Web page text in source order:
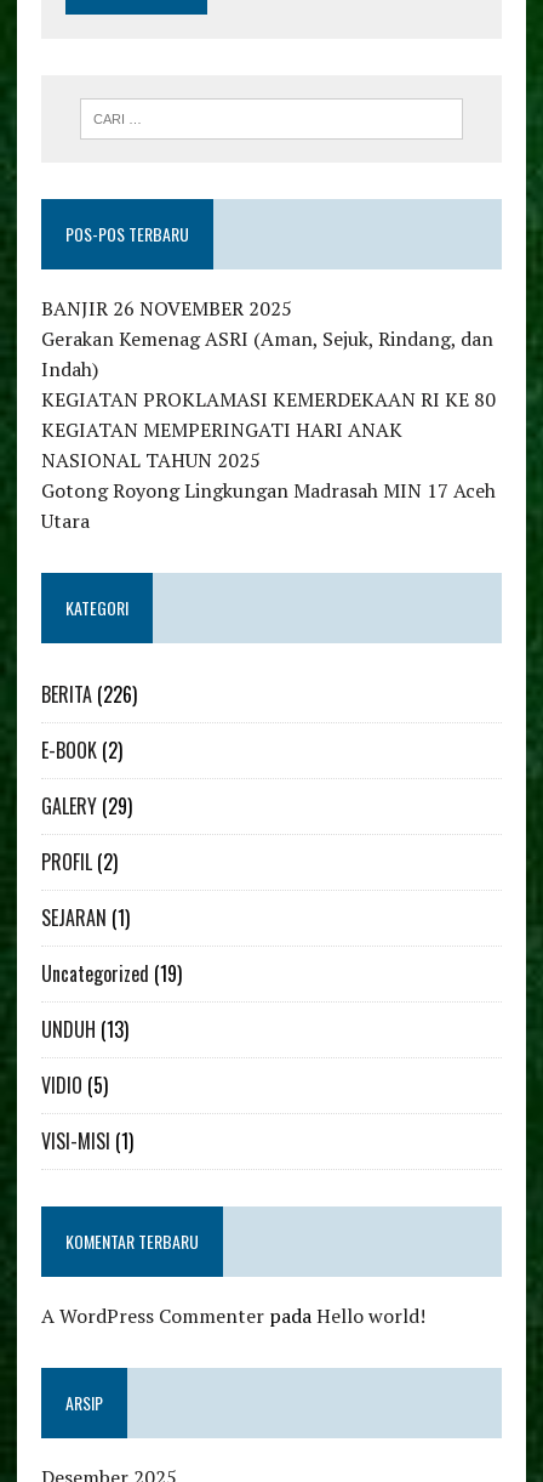
POS-POS TERBARU
BANJIR 26 NOVEMBER 2025
Gerakan Kemenag ASRI (Aman, Sejuk, Rindang, dan
Indah)
KEGIATAN PROKLAMASI KEMERDEKAAN RI KE 80
KEGIATAN MEMPERINGATI HARI ANAK
NASIONAL TAHUN 2025
Gotong Royong Lingkungan Madrasah MIN 17 Aceh
Utara
KATEGORI
BERITA(226)
E-BOOK(2)
GALERY(29)
PROFIL(2)
SEJARAN (1)
Uncategorized (19)
UNDUH (13)
VIDIO (5)
VISI-MISI (1)
KOMENTAR TERBARU
A WordPress CommenterpadaHello world!
ARSIP